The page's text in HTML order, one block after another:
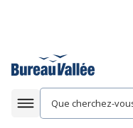
Afficher la navigation